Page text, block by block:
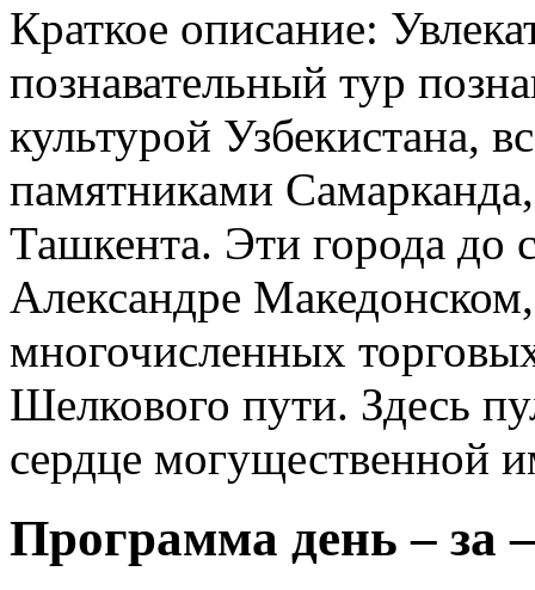
Краткое описание:
познавательный тур
культурой Узбекистана,
памятниками
Ташкента. Эти города до
Александре
многочисленных
Шелкового пути. Здесь
сердце могущественной
Программа день – за